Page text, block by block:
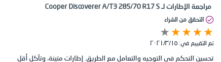
مراجعة الإطارات لـ Cooper Discoverer A/T3 285/70 R17 S
التحقق من الشراء
تم التقييم في: ١٥‏/٣‏/٢٠٢١
تحسين التحكم في التوجيه والتعامل مع الطريق. إطارات متينة، وتآكل أقل